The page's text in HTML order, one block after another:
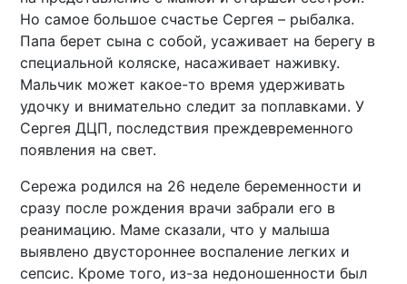
Но самое большое счастье Сергея – рыбалка.
Папа берет сына с собой, усаживает на берегу в
специальной коляске, насаживает наживку.
Мальчик может какое-то время удерживать
удочку и внимательно следит за поплавками. У
Сергея ДЦП, последствия преждевременного
появления на свет.
Сережа родился на 26 неделе беременности и
сразу после рождения врачи забрали его в
реанимацию. Маме сказали, что у малыша
выявлено двустороннее воспаление легких и
сепсис. Кроме того, из-за недоношенности был